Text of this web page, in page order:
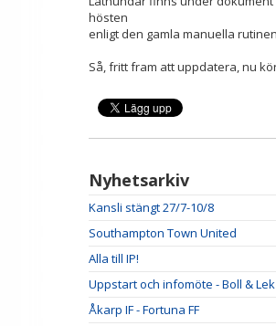
hösten
enligt den gamla manuella
Så, fritt fram att uppdatera, nu
Nyhetsarkiv
Kansli stängt 27/7-10/8
Southampton Town United
Alla till IP!
Uppstart och infomöte - Boll &
Åkarp IF - Fortuna FF